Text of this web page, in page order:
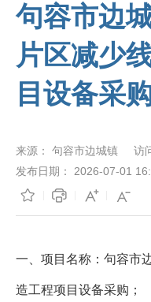
句容市边
片区减少
目设备采
来源： 句容市边城镇 访
发布日期：
2026-07-01
一、 项目名称 ： 句容市
造工程项目设备采购；